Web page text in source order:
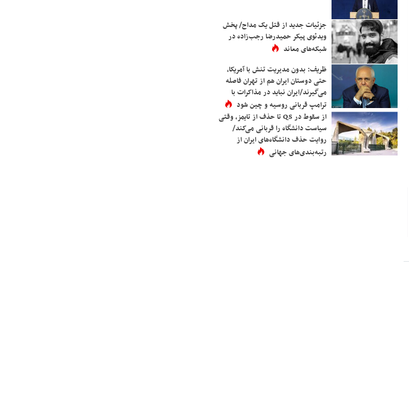
جزئیات جدید از قتل یک مداح/ پخش
ویدئوی پیکر حمیدرضا رجب‌زاده در
شبکه‌های معاند
ظریف: بدون مدیریت تنش با آمریکا،
حتی دوستان ایران هم از تهران فاصله
می‌گیرند/ایران نباید در مذاکرات با
ترامپ قربانی روسیه و چین شود
از سقوط در QS تا حذف از تایمز، وقتی
سیاست دانشگاه را قربانی می‌کند/
روایت حذف دانشگاه‌های ایران از
رتبه‌بندی‌های جهانی